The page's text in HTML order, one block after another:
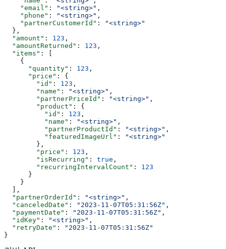
    "email"
: "<string>" ,
    "phone"
: "<string>" ,
    "partnerCustomerId"
:
"<string>"
  },
  "amount"
: 123 ,
  "amountReturned"
: 123 ,
  "items"
: [
    {
      "quantity"
: 123 ,
      "price"
: {
        "id"
: 123 ,
        "name"
: "<string>" ,
        "partnerPriceId"
: "<string>" ,
        "product"
: {
          "id"
: 123 ,
          "name"
: "<string>" ,
          "partnerProductId"
: "<string>" ,
          "featuredImageUrl"
:
"<string>"
        },
        "price"
: 123 ,
        "isRecurring"
: true ,
        "recurringIntervalCount"
: 123
      }
    }
  ],
  "partnerOrderId"
: "<string>" ,
  "canceledDate"
: "2023-11-07T05:31:56Z" ,
  "paymentDate"
: "2023-11-07T05:31:56Z" ,
  "idKey"
: "<string>" ,
  "retryDate"
:
"2023-11-07T05:31:56Z"
}